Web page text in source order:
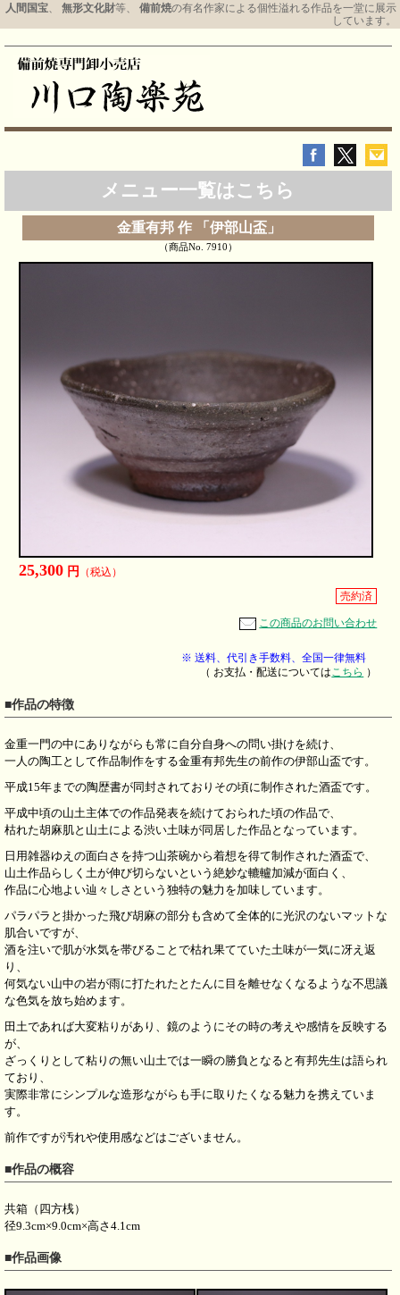
人間国宝、 無形文化財等、 備前焼の有名作家による個性溢れる作品を一堂に展示
しています。
メニュー一覧はこちら
金重有邦 作 「伊部山盃」
（商品No. 7910）
25,300 円
（税込）
売約済
この商品のお問い合わせ
※ 送料、代引き手数料、全国一律無料
（ お支払・配送については こちら ）
■作品の特徴
金重一門の中にありながらも常に自分自身への問い掛けを続け、
一人の陶工として作品制作をする金重有邦先生の前作の伊部山盃です。
平成15年までの陶歴書が同封されておりその頃に制作された酒盃です。
平成中頃の山土主体での作品発表を続けておられた頃の作品で、
枯れた胡麻肌と山土による渋い土味が同居した作品となっています。
日用雑器ゆえの面白さを持つ山茶碗から着想を得て制作された酒盃で、
山土作品らしく土が伸び切らないという絶妙な轆轤加減が面白く、
作品に心地よい辿々しさという独特の魅力を加味しています。
パラパラと掛かった飛び胡麻の部分も含めて全体的に光沢のないマットな
肌合いですが、
酒を注いで肌が水気を帯びることで枯れ果てていた土味が一気に冴え返
り、
何気ない山中の岩が雨に打たれたとたんに目を離せなくなるような不思議
な色気を放ち始めます。
田土であれば大変粘りがあり、鏡のようにその時の考えや感情を反映する
が、
ざっくりとして粘りの無い山土では一瞬の勝負となると有邦先生は語られ
ており、
実際非常にシンプルな造形ながらも手に取りたくなる魅力を携えていま
す。
前作ですが汚れや使用感などはございません。
■作品の概容
共箱（四方桟）
径9.3cm×9.0cm×高さ4.1cm
■作品画像